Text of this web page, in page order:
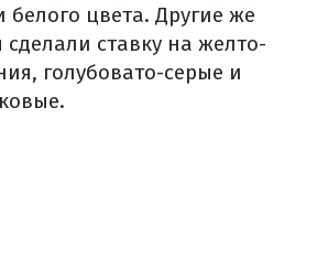
белого цвета. Другие же
ставку на желто-
голубовато-серые и